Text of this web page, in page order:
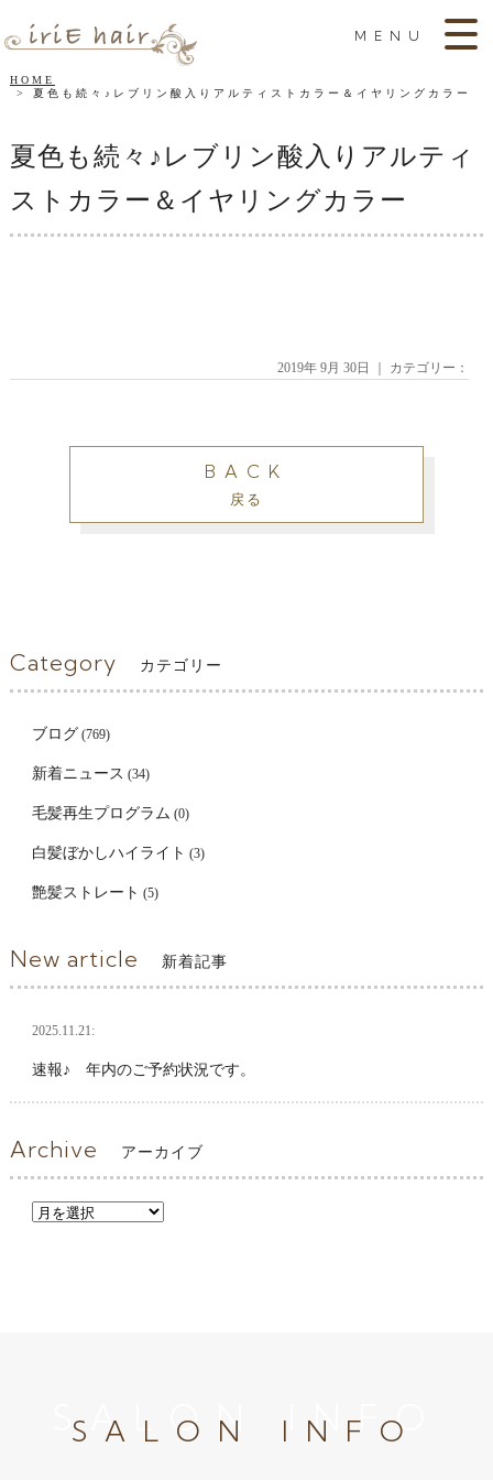
MENU
HOME
夏色も続々♪レブリン酸入りアルティストカラー＆イヤリングカラー
夏色も続々♪レブリン酸入りアルティ
ストカラー＆イヤリングカラー
2019年 9月 30日 ｜ カテゴリー：
BACK
戻る
Category カテゴリー
ブログ (769)
新着ニュース (34)
毛髪再生プログラム (0)
白髪ぼかしハイライト (3)
艶髪ストレート (5)
New article 新着記事
2025.11.21:
速報♪ 年内のご予約状況です。
Archive アーカイブ
SALON INFO
SALON INFO